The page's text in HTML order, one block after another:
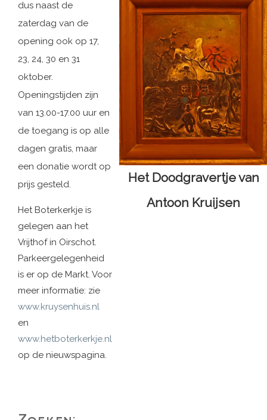
dus naast de
zaterdag van de
opening ook op 17,
23, 24, 30 en 31
oktober.
Openingstijden zijn
van 13.00-17.00 uur en
de toegang is op alle
dagen gratis, maar
een donatie wordt op
prijs gesteld.
Het Boterkerkje is
gelegen aan het
Vrijthof in Oirschot.
Parkeergelegenheid
is er op de Markt. Voor
meer informatie: zie
www.kruysenhuis.nl
en
www.hetboterkerkje.nl
op de nieuwspagina.
Het Doodgravertje van
Antoon Kruijsen